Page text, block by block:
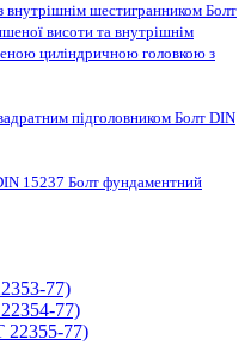
внутрішнім шестигранником Болт
висоти та внутрішнім
циліндричною головкою з
підголовником Болт DIN
15237 Болт фундаментний
77)
77)
77)